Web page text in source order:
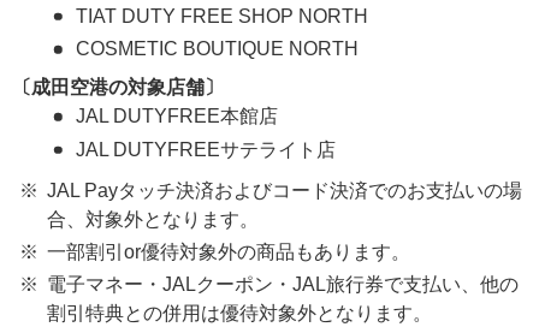
TIAT DUTY FREE SHOP NORTH
COSMETIC BOUTIQUE NORTH
〔成田空港の対象店舗〕
JAL DUTYFREE本館店
JAL DUTYFREEサテライト店
JAL Payタッチ決済およびコード決済でのお支払いの場
合、対象外となります。
一部割引or優待対象外の商品もあります。
電子マネー・JALクーポン・JAL旅行券で支払い、他の
割引特典との併用は優待対象外となります。